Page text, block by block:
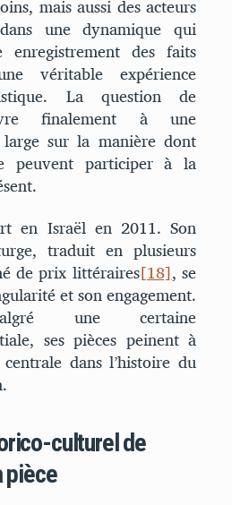
mais aussi des acteurs
une dynamique qui
enregistrement des faits
véritable expérience
La question de
finalement à une
sur la manière dont
peuvent participer à la
en Israël en 2011. Son
traduit en plusieurs
de prix littéraires[18], se
et son engagement.
une certaine
ses pièces peinent à
dans l’histoire du
culturel de
pièce